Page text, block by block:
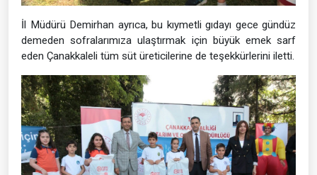
İl Müdürü Demirhan ayrıca, bu kıymetli gıdayı gece gündüz
demeden sofralarımıza ulaştırmak için büyük emek sarf
eden Çanakkaleli tüm süt üreticilerine de teşekkürlerini iletti.